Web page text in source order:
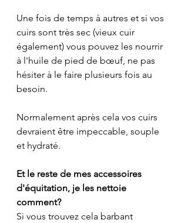
Une fois de temps à autres et si vos
cuirs sont très sec (vieux cuir
également) vous pouvez les nourrir
à l'huile de pied de bœuf, ne pas
hésiter à le faire plusieurs fois au
besoin.
Normalement après cela vos cuirs
devraient être impeccable, souple
et hydraté.
Et le reste de mes accessoires
d'équitation, je les nettoie
comment?
Si vous trouvez cela barbant